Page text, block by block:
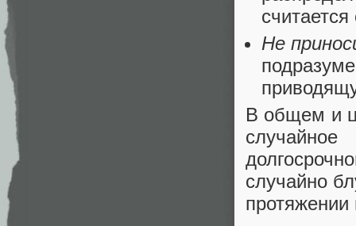
Не
В общем и
случайно
протяжении